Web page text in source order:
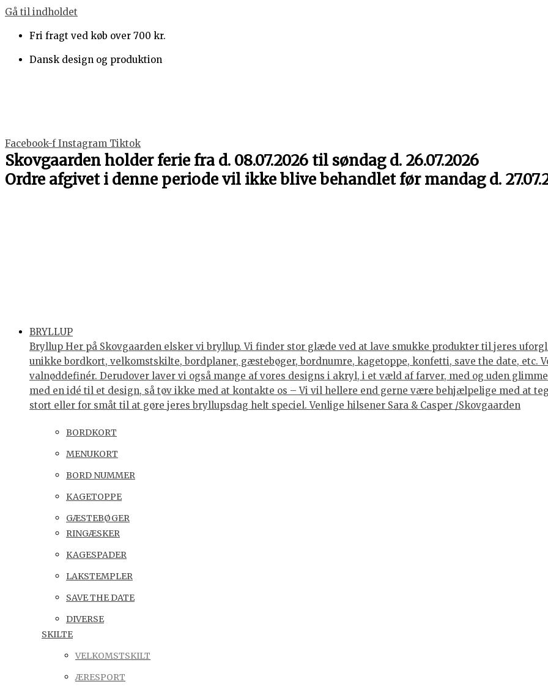
Gå til indholdet
Fri fragt ved køb over 700 kr.
Dansk design og produktion
Facebook-f Instagram Tiktok
Skovgaarden holder ferie fra d. 08.07.2026 til søndag d. 26.07.2026
Ordre afgivet i denne periode vil ikke blive behandlet før mandag d.
BRYLLUP
Bryllup Her på Skovgaarden elsker vi bryllup. Vi finder stor glæde ved at lave smukke produkter til jeres
unikke bordkort, velkomstskilte, bordplaner, gæstebøger, bordnumre, kagetoppe, konfetti, save the date, etc.
valnøddefinér. Derudover laver vi også mange af vores designs i akryl, i et væld af farver, med og uden
med en idé til et design, så tøv ikke med at kontakte os – Vi vil hellere end gerne være behjælpelige med at
stort eller for småt til at gøre jeres bryllupsdag helt speciel. Venlige hilsener Sara & Casper /Skovgaarden
BORDKORT
MENUKORT
BORD NUMMER
KAGETOPPE
GÆSTEBØGER
RINGÆSKER
KAGESPADER
LAKSTEMPLER
SAVE THE DATE
DIVERSE
SKILTE
VELKOMSTSKILT
ÆRESPORT